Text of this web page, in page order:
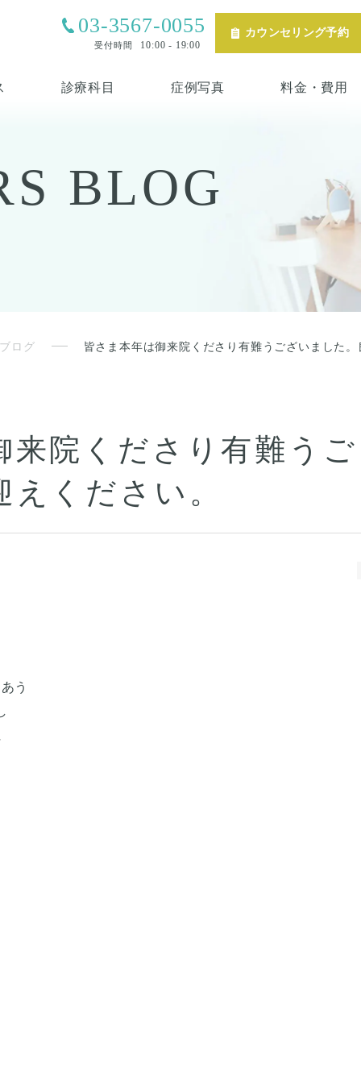
03-3567-0055
受付時間 10:00 - 19:00
カウンセリング予約
診療科目 症例写真 料金・費用
BLOG
ログ 皆さま本年は御来院くださり有難うございました
来院くださり有難う
ください。
う